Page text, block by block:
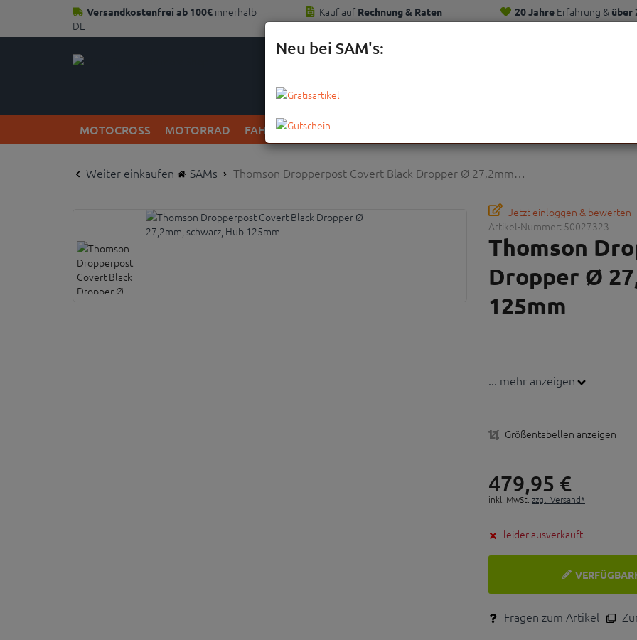
Versandkostenfrei ab 100€ innerhalb
DE
Kauf auf Rechnung & Raten 20 JahreErfahrung & über
Kunden
MOTOCROSS MOTORRAD FAHRRAD KOMPLETTRÄDER
Weiter einkaufen SAMs Thomson Dropperpost Covert Black Dropper Ø 27,2mm…
Jetzt einloggen & bewerten
Artikel-Nummer: 50027323
Thomson
Dropper Ø
125mm
... mehr anzeigen
Größentabellen anzeigen
479,95 €
inkl. MwSt. zzgl. Versand*
leider ausverkauft
Fragen zum Artikel
Neu bei SAM's: